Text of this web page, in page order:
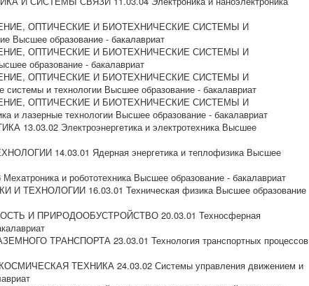
ОПТИЧЕСКИЕ И БИОТЕХНИЧЕСКИЕ СИСТЕМЫ И
Высшее образование - бакалавриат
ОПТИЧЕСКИЕ И БИОТЕХНИЧЕСКИЕ СИСТЕМЫ И
образование - бакалавриат
ОПТИЧЕСКИЕ И БИОТЕХНИЧЕСКИЕ СИСТЕМЫ И
и технологии Высшее образование - бакалавриат
ОПТИЧЕСКИЕ И БИОТЕХНИЧЕСКИЕ СИСТЕМЫ И
и лазерные технологии Высшее образование - бакалавриат
13.03.02 Электроэнергетика и электротехника Высшее
14.03.01 Ядерная энергетика и теплофизика Высшее
и робототехника Высшее образование - бакалавриат
ТЕХНОЛОГИИ 16.03.01 Техническая физика Высшее образование
И ПРИРОДООБУСТРОЙСТВО 20.03.01 Техносферная
ТРАНСПОРТА 23.03.01 Технология транспортных процессов
ТЕХНИКА 24.03.02 Системы управления движением и